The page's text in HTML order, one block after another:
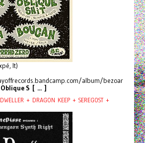
It)
album/bezoar
Oblique S [ ... ]
+ DRAGON KEEP + SEREGOST +